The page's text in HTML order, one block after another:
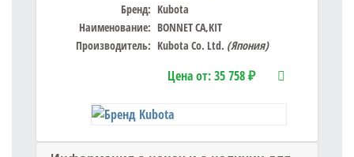
Бренд: Kubota
Наименование: BONNET CA,KIT
Производитель: Kubota Co. Ltd. (Япония)
Цена от:35 758 ₽